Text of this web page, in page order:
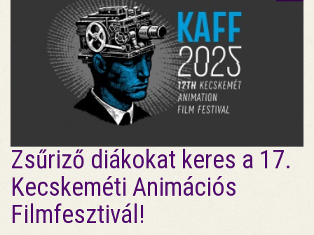
Zsűriző diákokat keres a 17.
Kecskeméti Animációs
Filmfesztivál!